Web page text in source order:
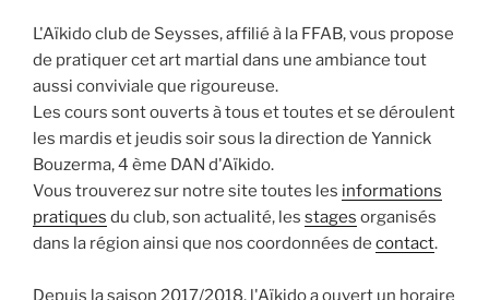
L'Aïkido club de Seysses, affilié à la FFAB, vous propose
de pratiquer cet art martial dans une ambiance tout
aussi conviviale que rigoureuse.
Les cours sont ouverts à tous et toutes et se déroulent
les mardis et jeudis soir sous la direction de Yannick
Bouzerma, 4 ème DAN d'Aïkido.
Vous trouverez sur notre site toutes les informations
pratiques du club, son actualité, les stages organisés
dans la région ainsi que nos coordonnées de contact.